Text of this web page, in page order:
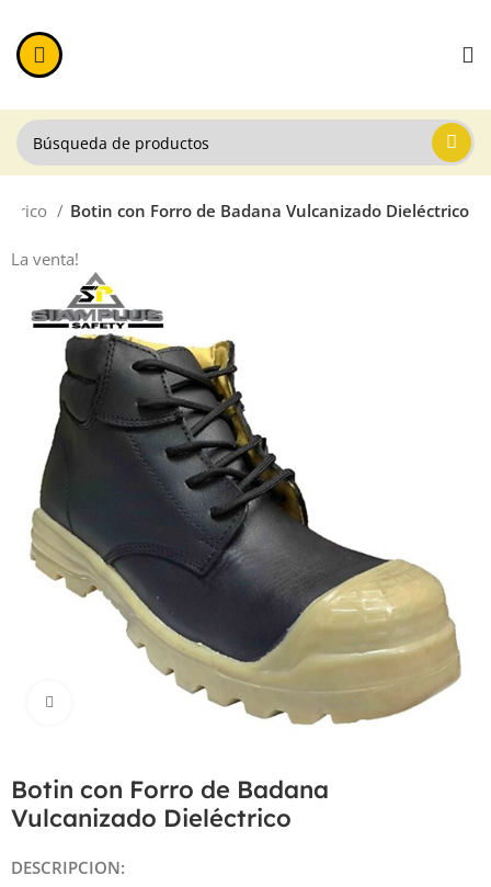
Botin con Forro de Badana Vulcanizado Dieléctrico
La venta!
Haga Click para agrandar
Botin con Forro de Badana
Vulcanizado Dieléctrico
DESCRIPCION: